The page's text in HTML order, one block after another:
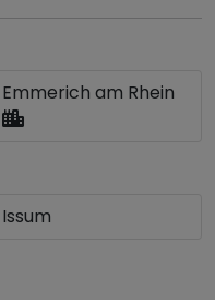
Emmerich am Rhein
Issum